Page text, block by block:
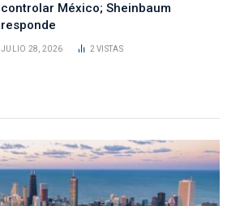
controlar México; Sheinbaum
responde
JULIO 28, 2026 2VISTAS